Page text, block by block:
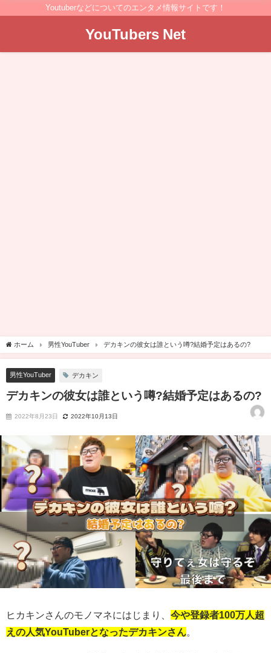
Youtuberなどについてのエンタメ情報サイトです！
YouTubers Net
ホーム 男性YouTuber デカキンの彼女は誰という噂?結婚予定はあるの?
男性YouTuber デカキン
デカキンの彼女は誰という噂?結婚予定はあるの?
2022年8月23日 2022年10月13日
ヒカキンさんのモノマネにはじまり、 今や登録者100万人超
えの人気YouTuberとなったデカキンさん。